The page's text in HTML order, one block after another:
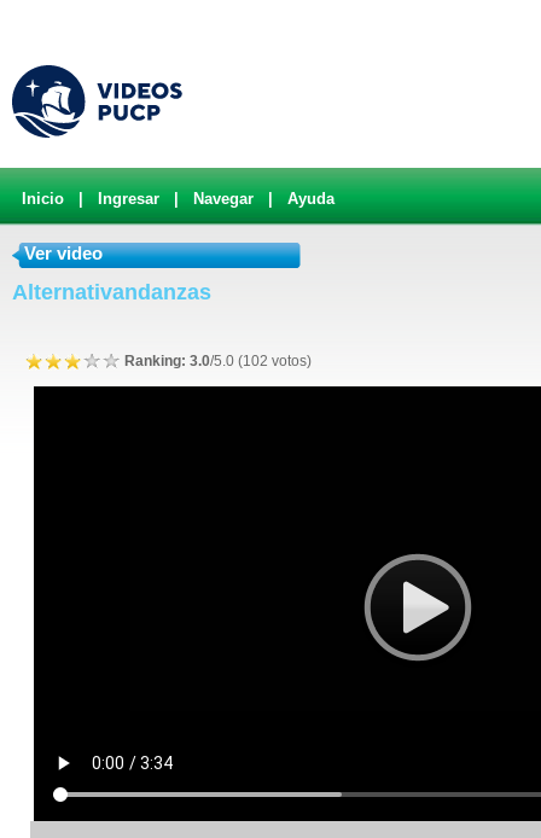
Inicio Ingresar Navegar Ayuda
Ver video
Alternativandanzas
Ranking: 3.0/5.0 (102 votos)